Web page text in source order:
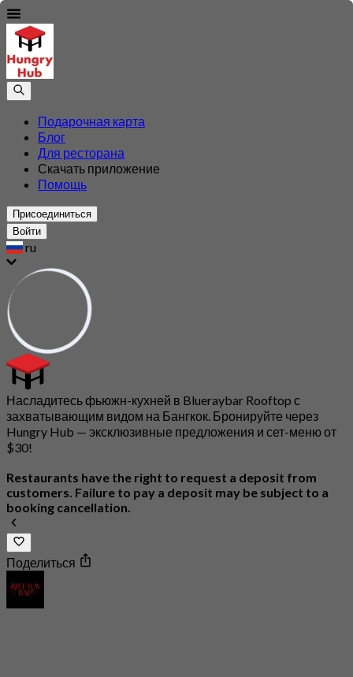
Подарочная карта
Блог
Для ресторана
Скачать приложение
Помощь
Присоединиться
Войти
ru
Насладитесь фьюжн-кухней в Blueraybar Rooftop с
захватывающим видом на Бангкок. Бронируйте через
Hungry Hub — эксклюзивные предложения и сет-меню от
$30!
Restaurants have the right to request a deposit from
customers. Failure to pay a deposit may be subject to a
booking cancellation.
Поделиться